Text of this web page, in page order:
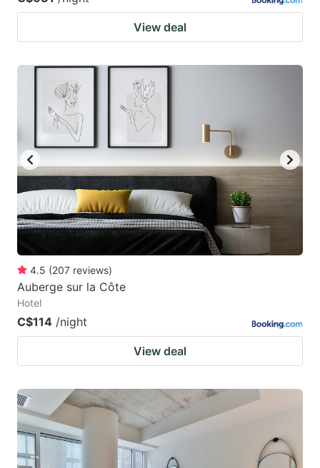
View deal
4.5 (207 reviews)
Auberge sur la Côte
Hotel
C$114 /night
View deal